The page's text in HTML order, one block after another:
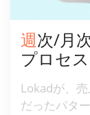
週次/月次の集計は情報損失を伴う
プロセ
Lokadが、
だったパタ